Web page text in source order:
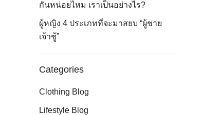
กันหน่อยไหม เราเป็นอย่างไร?
ผู้หญิง 4 ประเภทที่จะมาสยบ “ผู้ชาย
เจ้าชู้”
Categories
Clothing Blog
Lifestyle Blog